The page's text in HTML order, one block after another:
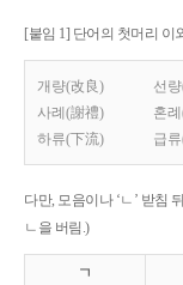
[붙임 1] 단어의 첫머리 이
개량(改良) 선
사례(謝禮)
혼
하류(下流)
급
다만, 모음이나 ‘ㄴ’ 받침
ㄴ을 버림.)
ㄱ